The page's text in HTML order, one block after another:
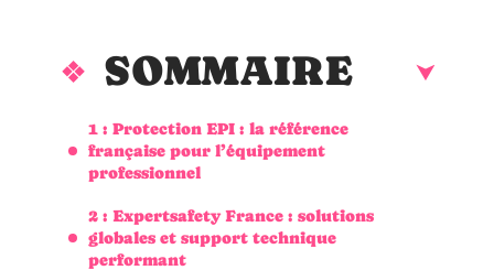
SOMMAIRE
1 : Protection EPI : la référence
française pour l’équipement
professionnel
2 : Expertsafety France : solutions
globales et support technique
performant